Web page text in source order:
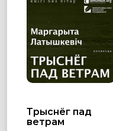
Трыснёг пад
ветрам